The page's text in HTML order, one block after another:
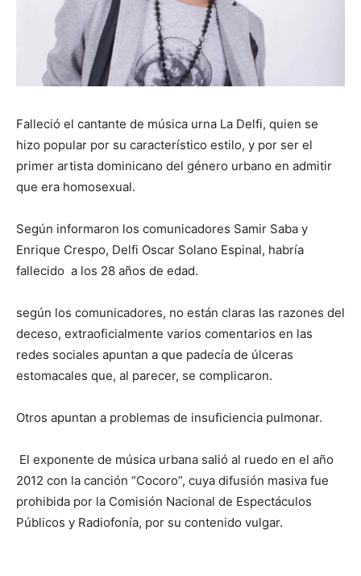
Falleció el cantante de música urna La Delfi, quien se
hizo popular por su característico estilo, y por ser el
primer artista dominicano del género urbano en admitir
que era homosexual.
Según informaron los comunicadores Samir Saba y
Enrique Crespo, Delfi Oscar Solano Espinal, habría
fallecido a los 28 años de edad.
según los comunicadores, no están claras las razones del
deceso, extraoficialmente varios comentarios en las
redes sociales apuntan a que padecía de úlceras
estomacales que, al parecer, se complicaron.
Otros apuntan a problemas de insuficiencia pulmonar.
El exponente de música urbana salió al ruedo en el año
2012 con la canción “Cocoro”, cuya difusión masiva fue
prohibida por la Comisión Nacional de Espectáculos
Públicos y Radiofonía, por su contenido vulgar.